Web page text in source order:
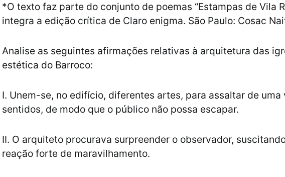
*O texto faz parte do conjunto de poemas “Estampas de Vila
integra a edição crítica de Claro enigma. São Paulo: Cosac
Analise as seguintes afirmações relativas à arquitetura das
estética do Barroco:
I. Unem-se, no edifício, diferentes artes, para assaltar de uma
sentidos, de modo que o público não possa escapar.
II. O arquiteto procurava surpreender o observador,
reação forte de maravilhamento.